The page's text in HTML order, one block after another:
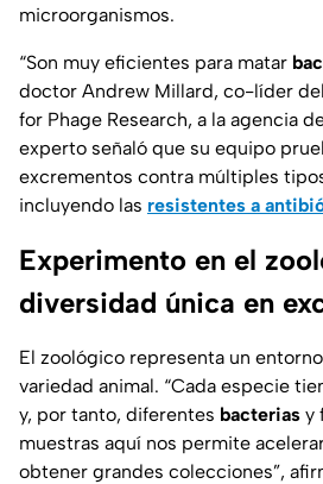
microorganismos.
“Son muy eficientes para matar
doctor Andrew Millard, co-líder
for Phage Research, a la agencia
experto señaló que su equipo
excrementos contra múltiples
incluyendo las resistentes a
Experimento en el
diversidad única en
El zoológico representa un
variedad animal. “Cada especie
y, por tanto, diferentes bacterias y
muestras aquí nos permite
obtener grandes colecciones”,